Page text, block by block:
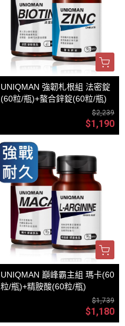
UNIQMAN 強韌札根組 法密錠
(60粒/瓶)+螯合鋅錠(60粒/瓶)
$2,239
$1,190
UNIQMAN 巔峰霸主組 瑪卡(60
粒/瓶)+精胺酸(60粒/瓶)
$1,739
$1,180